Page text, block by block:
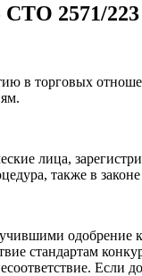
СТО 2571/
в торговых
лица,
также в
одобрение
стандартам